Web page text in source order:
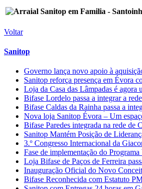
Voltar
Sanitop
Governo lança novo apoio à
Sanitop reforça presença em Évora
Loja da Casa das Lâmpadas é
Bifase Lordelo passa a integrar a
Bifase Caldas da Rainha passa a
Nova loja Sanitop Évora – Um
Bifase Paredes integrada na rede de
Sanitop Mantém Posição de
3.º Congresso Internacional da
Fase de implementação do
Loja Bifase de Paços de Ferreira
Inauguração Oficial do Novo
Bifase Reconhecida com Estatuto